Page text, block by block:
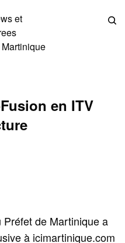
en ITV
de Martinique a
à icimartinique.com